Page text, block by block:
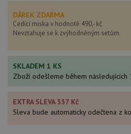
DÁREK ZDARMA
Cedící miska v hodnotě 490,- kč
Nevztahuje se k zvýhodněným setům.
SKLADEM 1 KS
Zboží odešleme během následujících
EXTRA SLEVA 337 Kč
Sleva bude automaticky odečtena z